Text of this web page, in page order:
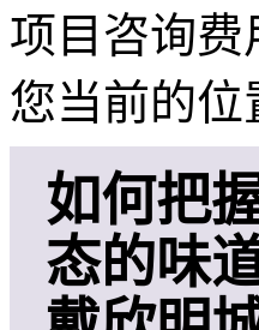
特色案例
戴欣明：1995
美国人工资是
承李昌钰实证
李大西所作《神探
戴欣明创立的